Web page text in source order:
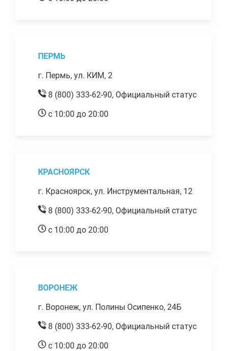
ПЕРМЬ
г. Пермь, ул. КИМ, 2
8 (800) 333-62-90, Официальный статус
с 10:00 до 20:00
КРАСНОЯРСК
г. Красноярск, ул. Инструментальная, 12
8 (800) 333-62-90, Официальный статус
с 10:00 до 20:00
ВОРОНЕЖ
г. Воронеж, ул. Полины Осипенко, 24Б
8 (800) 333-62-90, Официальный статус
с 10:00 до 20:00